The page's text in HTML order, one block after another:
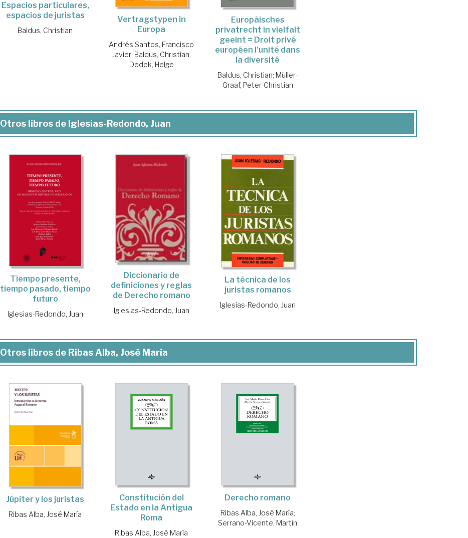
Espacios particulares,
espacios de juristas
Baldus, Christian
Vertragstypen in
Europa
Andrés Santos, Francisco
Javier; Baldus, Christian;
Dedek, Helge
Europäisches
privatrecht in vielfalt
geeint = Droit privé
européen l'unité dans
la diversité
Baldus, Christian; Müller-
Graaf, Peter-Christian
Otros libros de Iglesias-Redondo, Juan
Tiempo presente,
tiempo pasado, tiempo
futuro
Iglesias-Redondo, Juan
Diccionario de
definiciones y reglas
de Derecho romano
Iglesias-Redondo, Juan
La técnica de los
juristas romanos
Iglesias-Redondo, Juan
Otros libros de Ribas Alba, José María
Júpiter y los juristas
Ribas Alba, José María
Constitución del
Estado en la Antigua
Roma
Ribas Alba, José María
Derecho romano
Ribas Alba, José María;
Serrano-Vicente, Martín